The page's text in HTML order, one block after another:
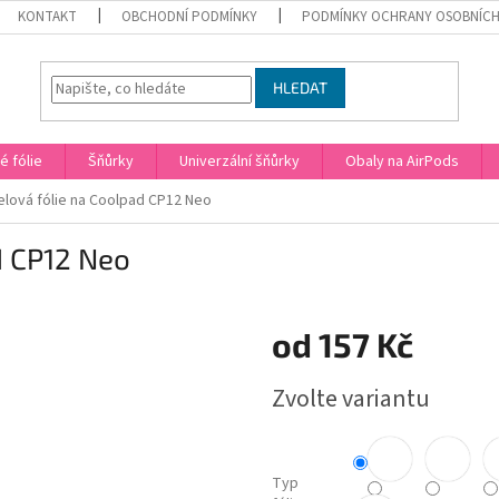
KONTAKT OBCHODNÍ PODMÍNKY PODMÍNKY OCHRANY OSOBNÍCH
HLEDAT
fólie Šňůrky Univerzální šňůrky Obaly na AirPods
fólie na Coolpad CP12 Neo
Neo
od 157 Kč
cena:
Zvolte variantu
Typ